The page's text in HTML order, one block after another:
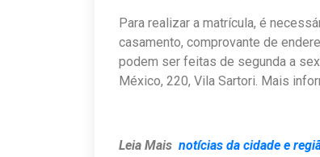
Para realizar a matrícula, é
casamento, comprovante de
podem ser feitas de segunda a
México, 220, Vila Sartori. Mais
Leia Mais notícias da cidade e